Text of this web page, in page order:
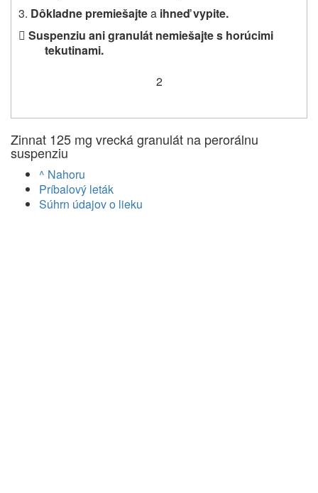
3. Dôkladne premiešajtea ihneď vypite.
 Suspenziu ani granulát nemiešajte s horúcimi
tekutinami.
2
Zinnat 125 mg vrecká granulát na perorálnu
suspenziu
^ Nahoru
Príbalový leták
Súhrn údajov o lieku